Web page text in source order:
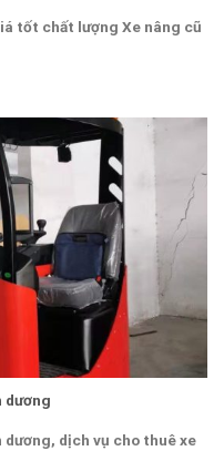
tốt chất lượng Xe nâng cũ
dương
dịch vụ cho thuê xe